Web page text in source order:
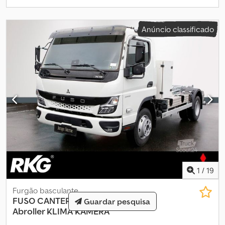
ruído * Placas / documentação em alemão * Certificado de
carroceria no quadro do veículo * Porta-placa dianteiro * Série
Canter 469 * Baterias, 2 x 12 V/100 Ah, livres de manutenção,
reforçadas * MOSOLF, pré-instalação para sistema de pedágio *
Suporte de espelho médio incl. espelho grande angular * Cabine
simples, categoria de veículo N2 * Aviso de ré * Proteção para
sistema de escape * Tomada de força lateral para transmissão,
200 Nm para bomba hidráulica * 7,5t * .,129 kW * Euro VI OBD Step
E GSR * Configuração do motor, EURO VI OBD Step E *
Suspensão do eixo dianteiro, rigidez reduzida * Aro de aço 17.5 x
6.00 * Banco do motorista com suspensão de conforto,
suspensão horizontal * Revestimento do banco, kit, Alcantara,
DESIGN cabine C * Suporte e instalação para controle manual *
FUSO Canter Y4 ---- Sujeito a erros e venda prévia
Anúncio classificado
1 / 19
Furgão basculante
FUSOCANTER 7C18 3400 UNSINN
Abroller KLIMA KAMERA
Guardar pesquisa